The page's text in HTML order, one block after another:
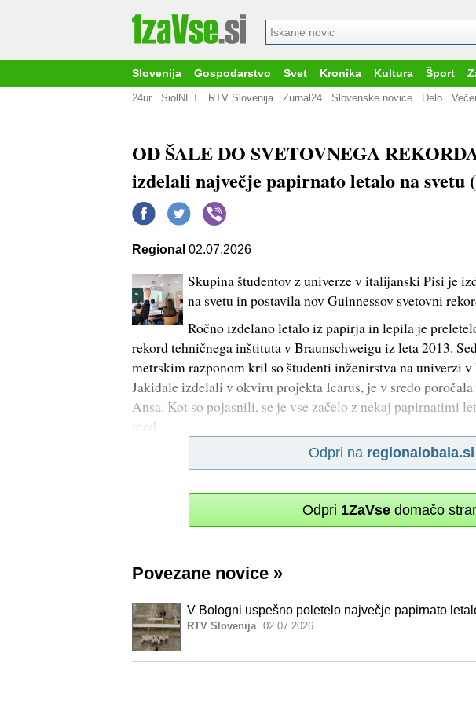
Slovenija Gospodarstvo Svet Kronika Kultura Šport
24ur SiolNET RTV Slovenija Zurnal24 Slovenske novice Delo
OD ŠALE DO SVETOVNEGA
izdelali največje papirnato letalo na svetu
Regional 02.07.2026
Skupina študentov z univerze v italijanski Pisi je
na svetu in postavila nov Guinnessov svetovni
Ročno izdelano letalo iz papirja in lepila je
rekord tehničnega inštituta v Braunschweigu iz leta 2013.
metrskim razponom kril so študenti inženirstva na univerzi
Jakidale izdelali v okviru projekta Icarus, je v sredo
Ansa. Kot so pojasnili, se je vse začelo z nekaj papirnatimi
med
Odpri na regionalobala.si
Odpri 1ZaVse domačo
Povezane novice »
V Bologni uspešno poletelo največje papirnato
RTV Slovenija 02.07.2026